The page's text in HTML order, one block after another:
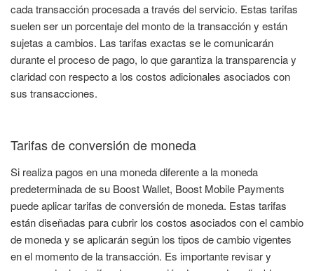
cada transacción procesada a través del servicio. Estas tarifas
suelen ser un porcentaje del monto de la transacción y están
sujetas a cambios. Las tarifas exactas se le comunicarán
durante el proceso de pago, lo que garantiza la transparencia y
claridad con respecto a los costos adicionales asociados con
sus transacciones.
Tarifas de conversión de moneda
Si realiza pagos en una moneda diferente a la moneda
predeterminada de su Boost Wallet, Boost Mobile Payments
puede aplicar tarifas de conversión de moneda. Estas tarifas
están diseñadas para cubrir los costos asociados con el cambio
de moneda y se aplicarán según los tipos de cambio vigentes
en el momento de la transacción. Es importante revisar y